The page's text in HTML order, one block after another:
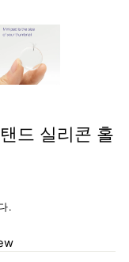
드 실리콘 홀
.